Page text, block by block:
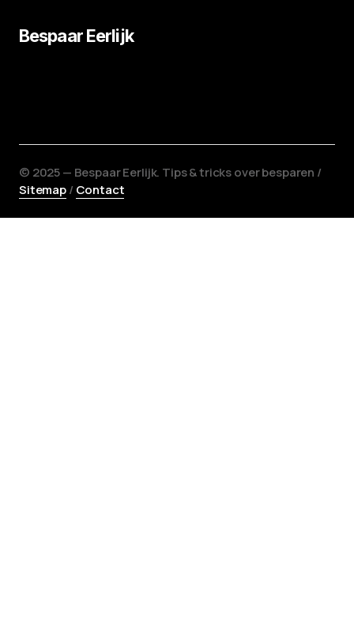
Bespaar Eerlijk
©️ 2025 — Bespaar Eerlijk. Tips & tricks over besparen /
Sitemap/ Contact